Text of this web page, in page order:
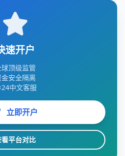
速开户
顶级监管
安全隔离
中文客服
立即开户
平台对比